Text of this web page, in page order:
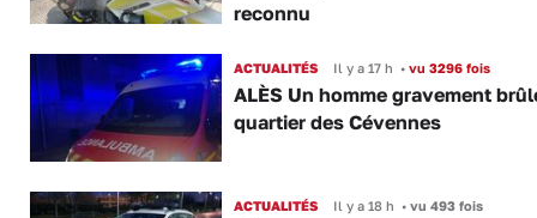
reconnu
ACTUALITÉS Il y a 17 h •vu 3296 fois
ALÈS Un homme gravement
quartier des Cévennes
ACTUALITÉS Il y a 18 h •vu 493 fois